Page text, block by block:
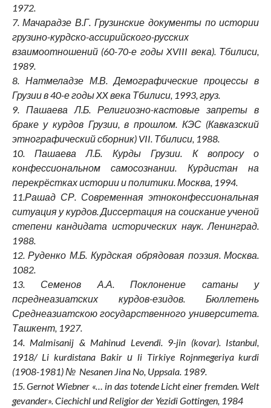
1972.
7. Мачарадзе В.Г. Грузинские документы по истории
грузино-курдско-ассирийского-русских
взаимоотношений (60-70-е годы XVIII века). Тбилиси,
1989.
8. Натмеладзе М.В. Демографические процессы в
Грузии в 40-е годы XX века Тбилиси, 1993, груз.
9. Пашаева Л.Б. Религиозно-кастовые запреты в
браке у курдов Грузии, в прошлом. КЭС (Кавказский
этнографический сборник) VII. Тбилиси, 1988.
10. Пашаева Л.Б. Курды Грузии. К вопросу о
конфессиональном самосознании. Курдистан на
перекрёстках истории и политики. Москва, 1994.
11.Рашад СР. Современная этноконфессиональная
ситуация у курдов. Диссертация на соискание ученой
степени кандидата исторических наук. Ленинград.
1988.
12. Руденко М.Б. Курдская обрядовая поэзия. Москва.
1082.
13. Семенов А.А. Поклонение сатаны у
псреднеазиатских курдов-езидов. Бюллетень
Среднеазиатскою государственного университета.
Ташкент, 1927.
14. Malmisanij & Mahinud Levendi. 9-jin (kovar). Istanbul,
1918/ Li kurdistana Bakir и li Tirkiye Rojnmegeriya kurdi
(1908-1981) № Nesanen Jina No, Uppsala. 1989.
15. Gernot Wiebner «… in das totende Licht einer fremden. Welt
gevander». Ciechichl und Religior der Yezidi Gottingen, 1984